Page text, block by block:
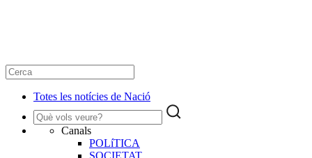
Totes les notícies de Nació
Canals
POLíTICA
SOCIETAT